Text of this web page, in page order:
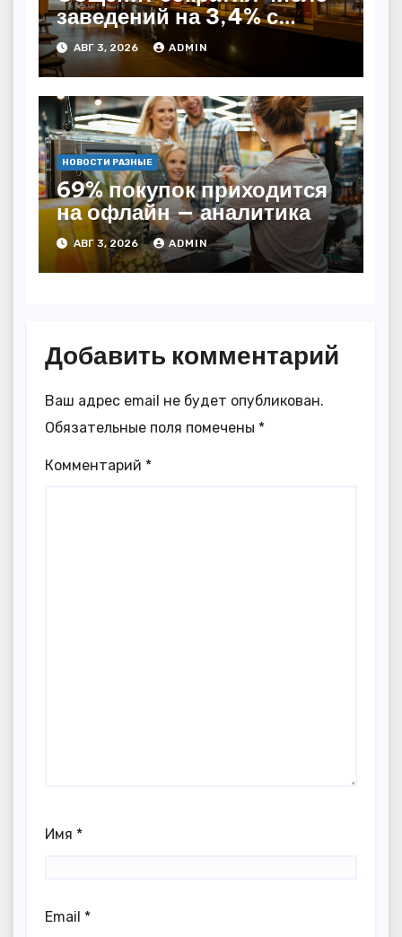
заведений на 3,4% с
начала года — INFOLine
АВГ 3, 2026 ADMIN
НОВОСТИ РАЗНЫЕ
69% покупок приходится
на офлайн — аналитика
АВГ 3, 2026 ADMIN
Добавить комментарий
Ваш адрес email не будет опубликован.
Обязательные поля помечены *
Комментарий *
Имя *
Email *